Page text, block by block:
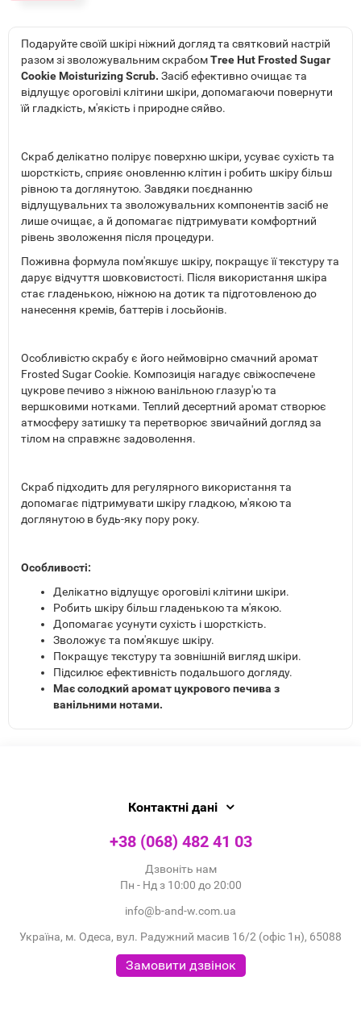
Подаруйте своїй шкірі ніжний догляд та святковий настрій
разом зі зволожувальним скрабомTree Hut Frosted Sugar
Cookie Moisturizing Scrub. Засіб ефективно очищає та
відлущує ороговілі клітини шкіри, допомагаючи повернути
їй гладкість, м'якість і природне сяйво.
Скраб делікатно полірує поверхню шкіри, усуває сухість та
шорсткість, сприяє оновленню клітин і робить шкіру більш
рівною та доглянутою. Завдяки поєднанню
відлущувальних та зволожувальних компонентів засіб не
лише очищає, а й допомагає підтримувати комфортний
рівень зволоження після процедури.
Поживна формула пом'якшує шкіру, покращує її текстуру та
дарує відчуття шовковистості. Після використання шкіра
стає гладенькою, ніжною на дотик та підготовленою до
нанесення кремів, баттерів і лосьйонів.
Особливістю скрабу є його неймовірно смачний аромат
Frosted Sugar Cookie. Композиція нагадує свіжоспечене
цукрове печиво з ніжною ванільною глазур'ю та
вершковими нотками. Теплий десертний аромат створює
атмосферу затишку та перетворює звичайний догляд за
тілом на справжнє задоволення.
Скраб підходить для регулярного використання та
допомагає підтримувати шкіру гладкою, м'якою та
доглянутою в будь-яку пору року.
Особливості:
Делікатно відлущує ороговілі клітини шкіри.
Робить шкіру більш гладенькою та м'якою.
Допомагає усунути сухість і шорсткість.
Зволожує та пом'якшує шкіру.
Покращує текстуру та зовнішній вигляд шкіри.
Підсилює ефективність подальшого догляду.
Має солодкий аромат цукрового печива з
ванільними нотами.
Контактні дані
+38 (068) 482 41 03
Дзвоніть нам
Пн - Нд з 10:00 до 20:00
info@b-and-w.com.ua
Україна, м. Одеса, вул. Радужний масив 16/2 (офіс 1н), 65088
Замовити дзвінок